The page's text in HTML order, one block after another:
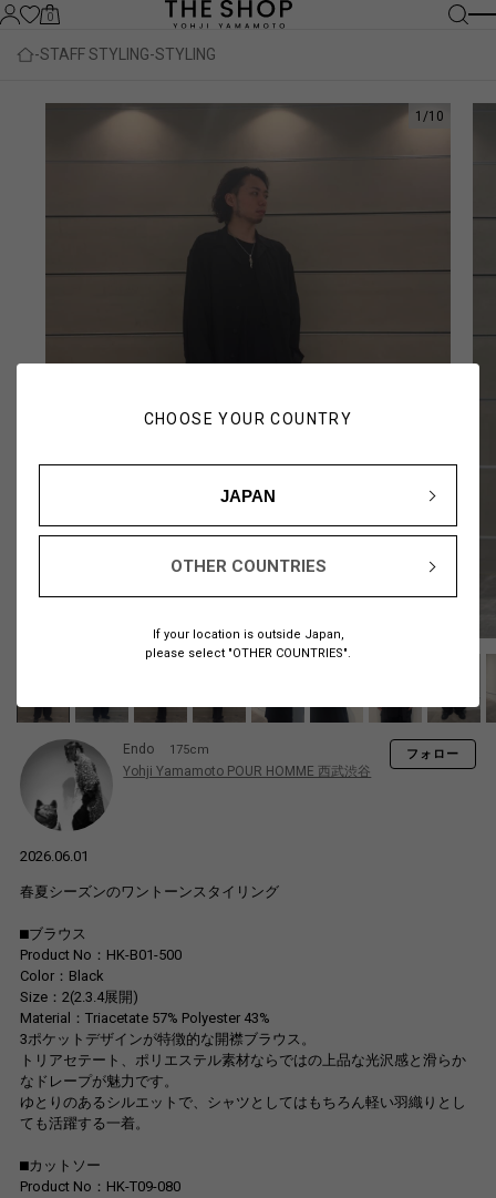
CHOOSE YOUR COUNTRY
JAPAN
OTHER COUNTRIES
If your location is outside Japan,
please select "OTHER COUNTRIES".
0
STAFF STYLING STYLING
1 /10
Endo 175cm
Yohji Yamamoto POUR HOMME 西武渋谷
フォロー
2026.06.01
春夏シーズンのワントーンスタイリング
⬛︎ブラウス
Product No：HK-B01-500
Color：Black
Size：2(2.3.4展開)
Material：Triacetate 57% Polyester 43%
3ポケットデザインが特徴的な開襟ブラウス。
トリアセテート、ポリエステル素材ならではの上品な光沢感と滑らか
なドレープが魅力です。
ゆとりのあるシルエットで、シャツとしてはもちろん軽い羽織りとし
ても活躍する一着。
⬛︎カットソー
Product No：HK-T09-080